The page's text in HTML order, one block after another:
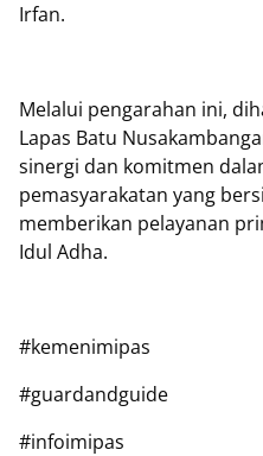
Irfan.
Melalui pengarahan ini,
Lapas Batu
sinergi dan komitmen
pemasyarakatan yang
memberikan pelayanan
Idul Adha.
#kemenimipas
#guardandguide
#infoimipas